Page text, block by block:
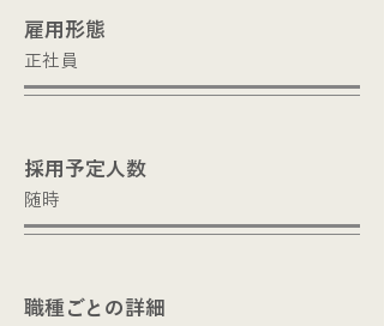
​雇用形態
正社員
​採用予定人数
​随時
職種ごとの詳細